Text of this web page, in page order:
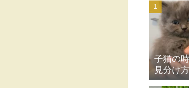
子猫の
見分け方